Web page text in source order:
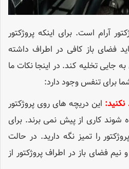
آرام است. برای اینکه پروژکتور
فضای باز کافی در اطراف داشته
به جایی تخلیه کند. در اینجا نکات ما
برای تنفس وجود دارد:
این دریچه های روی پروژکتور
شوند کاری از پیش نمی برند. برای
را تمیز نگه دارید. در حالت
فضای باز در اطراف پروژکتور از